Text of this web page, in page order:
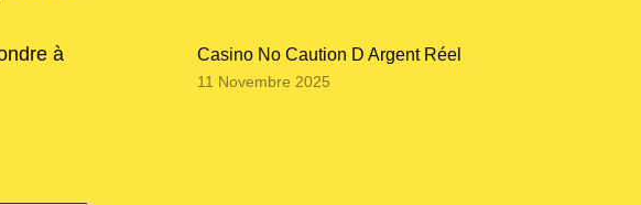
à
Casino No Caution D Argent Réel
11 Novembre 2025